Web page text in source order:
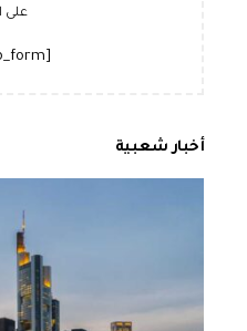
على
أخبار شعبية